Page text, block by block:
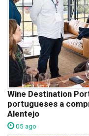
Wine Destination
portugueses a
Alentejo
05 ago